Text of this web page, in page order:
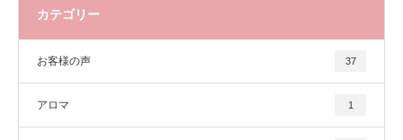
カテゴリー
お客様の声 37
アロマ 1